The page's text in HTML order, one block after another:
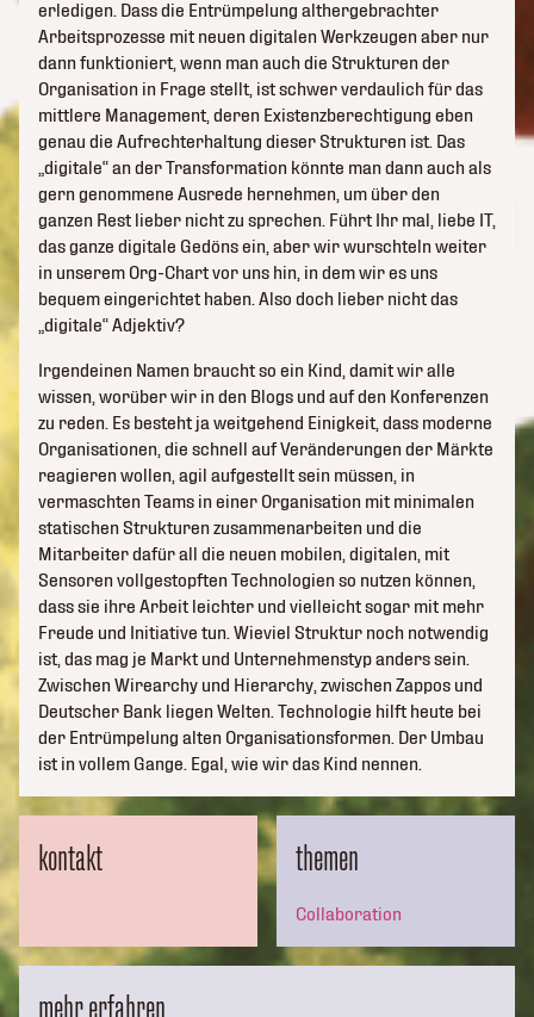
kontakt
erledigen. Dass die Entrümpelung althergebrachter
Arbeitsprozesse mit neuen digitalen Werkzeugen aber nur
dann funktioniert, wenn man auch die Strukturen der
Organisation in Frage stellt, ist schwer verdaulich für das
mittlere Management, deren Existenzberechtigung eben
genau die Aufrechterhaltung dieser Strukturen ist. Das
„digitale“ an der Transformation könnte man dann auch als
gern genommene Ausrede hernehmen, um über den
ganzen Rest lieber nicht zu sprechen. Führt Ihr mal, liebe IT,
das ganze digitale Gedöns ein, aber wir wurschteln weiter
in unserem Org-Chart vor uns hin, in dem wir es uns
bequem eingerichtet haben. Also doch lieber nicht das
„digitale“ Adjektiv?
Irgendeinen Namen braucht so ein Kind, damit wir alle
wissen, worüber wir in den Blogs und auf den Konferenzen
zu reden. Es besteht ja weitgehend Einigkeit, dass moderne
Organisationen, die schnell auf Veränderungen der Märkte
reagieren wollen, agil aufgestellt sein müssen, in
vermaschten Teams in einer Organisation mit minimalen
statischen Strukturen zusammenarbeiten und die
Mitarbeiter dafür all die neuen mobilen, digitalen, mit
Sensoren vollgestopften Technologien so nutzen können,
dass sie ihre Arbeit leichter und vielleicht sogar mit mehr
Freude und Initiative tun. Wieviel Struktur noch notwendig
ist, das mag je Markt und Unternehmenstyp anders sein.
Zwischen Wirearchy und Hierarchy, zwischen Zappos und
Deutscher Bank liegen Welten. Technologie hilft heute bei
der Entrümpelung alten Organisationsformen. Der Umbau
ist in vollem Gange. Egal, wie wir das Kind nennen.
themen
Collaboration
mehr erfahren